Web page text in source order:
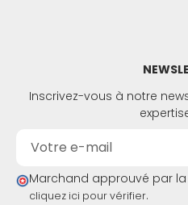
Inscrivez-vous à notre
Marchand approuvé par
cliquez ici pour vérifier.